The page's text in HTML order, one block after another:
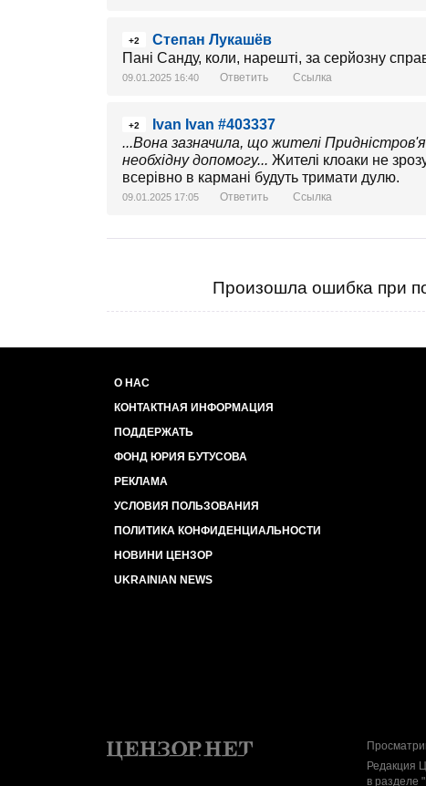
+2
Степан Лукашёв
Пані Санду, коли, нарешті, за серйозну
09.01.2025 16:40 Ответить Ссылка
+2
Ivan Ivan #403337
...Вона зазначила, що жителі
необхідну допомогу... Жителі клоаки не
всерівно в кармані будуть тримати дулю.
09.01.2025 17:05 Ответить Ссылка
Произошла ошибка при
О НАС
КОНТАКТНАЯ ИНФОРМАЦИЯ
ПОДДЕРЖАТЬ
ФОНД ЮРИЯ БУТУСОВА
РЕКЛАМА
УСЛОВИЯ ПОЛЬЗОВАНИЯ
ПОЛИТИКА КОНФИДЕНЦИАЛЬНОСТИ
НОВИНИ ЦЕНЗОР
UKRAINIAN NEWS
Редакция
в разделе